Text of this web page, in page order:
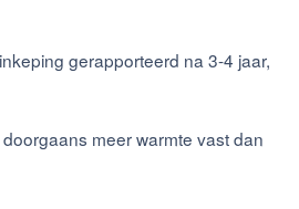
gerapporteerd na 3-4 jaar,
meer warmte vast dan